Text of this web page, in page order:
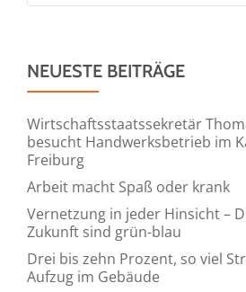
NEUESTE BEITRÄGE
Wirtschaftsstaatssekretär
besucht Handwerksbetrieb im
Freiburg
Arbeit macht Spaß oder krank
Vernetzung in jeder Hinsicht –
Zukunft sind grün-blau
Drei bis zehn Prozent, so viel
Aufzug im Gebäude